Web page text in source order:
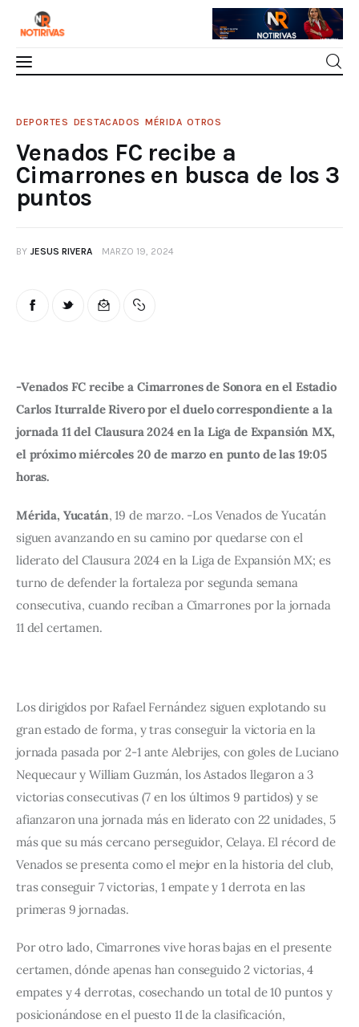
Venados FC recibe a Cimarrones en busca
de los 3 puntos
0 Comments SHARE POST
Mérida
Interior del Estado
Economía
DEPORTES DESTACADOS MÉRIDA OTROS
Venados FC recibe a
Cimarrones en busca de los 3
puntos
BY JESUS RIVERA MARZO 19, 2024
-Venados FC recibe a Cimarrones de Sonora en el Estadio
Carlos Iturralde Rivero por el duelo correspondiente a la
jornada 11 del Clausura 2024 en la Liga de Expansión MX,
el próximo miércoles 20 de marzo en punto de las 19:05
horas.
Mérida, Yucatán, 19 de marzo. -Los Venados de Yucatán
siguen avanzando en su camino por quedarse con el
liderato del Clausura 2024 en la Liga de Expansión MX; es
turno de defender la fortaleza por segunda semana
consecutiva, cuando reciban a Cimarrones por la jornada
11 del certamen.
Los dirigidos por Rafael Fernández siguen explotando su
gran estado de forma, y tras conseguir la victoria en la
jornada pasada por 2-1 ante Alebrijes, con goles de Luciano
Nequecaur y William Guzmán, los Astados llegaron a 3
victorias consecutivas (7 en los últimos 9 partidos) y se
afianzaron una jornada más en liderato con 22 unidades, 5
más que su más cercano perseguidor, Celaya. El récord de
Venados se presenta como el mejor en la historia del club,
tras conseguir 7 victorias, 1 empate y 1 derrota en las
primeras 9 jornadas.
Por otro lado, Cimarrones vive horas bajas en el presente
certamen, dónde apenas han conseguido 2 victorias, 4
empates y 4 derrotas, cosechando un total de 10 puntos y
posicionándose en el puesto 11 de la clasificación,